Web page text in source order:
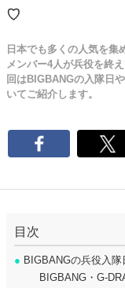
♡
日本でも多くの人気を集
メンバー4人が兵役を終
回はBIGBANGの入隊日
いてご紹介します。
目次
● BIGBANGの兵役入隊
BIGBANG・G-